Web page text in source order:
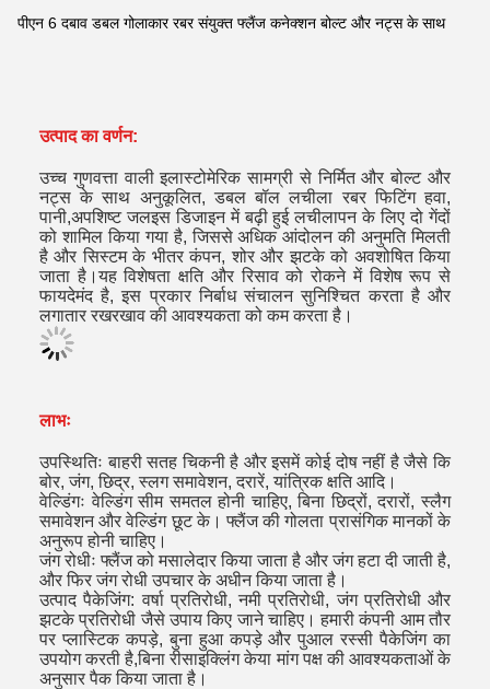
पीएन 6 दबाव डबल गोलाकार रबर संयुक्त फ्लैंज कनेक्शन बोल्ट और नट्स के साथ
उत्पाद का वर्णन:
उच्च गुणवत्ता वाली इलास्टोमेरिक सामग्री से निर्मित और बोल्ट और
नट्स के साथ अनुकूलित, डबल बॉल लचीला रबर फिटिंग हवा,
पानी,अपशिष्ट जलइस डिजाइन में बढ़ी हुई लचीलापन के लिए दो गेंदों
को शामिल किया गया है, जिससे अधिक आंदोलन की अनुमति मिलती
है और सिस्टम के भीतर कंपन, शोर और झटके को अवशोषित किया
जाता है।यह विशेषता क्षति और रिसाव को रोकने में विशेष रूप से
फायदेमंद है, इस प्रकार निर्बाध संचालन सुनिश्चित करता है और
लगातार रखरखाव की आवश्यकता को कम करता है।
लाभः
उपस्थितिः बाहरी सतह चिकनी है और इसमें कोई दोष नहीं है जैसे कि
बोर, जंग, छिद्र, स्लग समावेशन, दरारें, यांत्रिक क्षति आदि।
वेल्डिंगः वेल्डिंग सीम समतल होनी चाहिए, बिना छिद्रों, दरारों, स्लैग
समावेशन और वेल्डिंग छूट के। फ्लैंज की गोलता प्रासंगिक मानकों के
अनुरूप होनी चाहिए।
जंग रोधीः फ्लैंज को मसालेदार किया जाता है और जंग हटा दी जाती है,
और फिर जंग रोधी उपचार के अधीन किया जाता है।
उत्पाद पैकेजिंग: वर्षा प्रतिरोधी, नमी प्रतिरोधी, जंग प्रतिरोधी और
झटके प्रतिरोधी जैसे उपाय किए जाने चाहिए। हमारी कंपनी आम तौर
पर प्लास्टिक कपड़े, बुना हुआ कपड़े और पुआल रस्सी पैकेजिंग का
उपयोग करती है,बिना रीसाइक्लिंग केया मांग पक्ष की आवश्यकताओं के
अनुसार पैक किया जाता है।